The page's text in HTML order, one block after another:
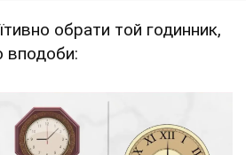
обрати той годинник,
вподоби: